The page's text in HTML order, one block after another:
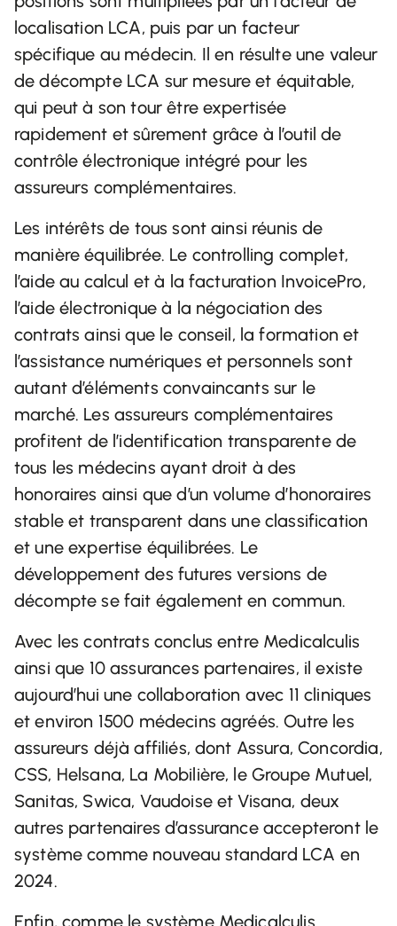
localisation LCA, puis par un facteur
spécifique au médecin. Il en résulte une valeur
de décompte LCA sur mesure et équitable,
qui peut à son tour être expertisée
rapidement et sûrement grâce à l’outil de
contrôle électronique intégré pour les
assureurs complémentaires.
Les intérêts de tous sont ainsi réunis de
manière équilibrée. Le controlling complet,
l’aide au calcul et à la facturation InvoicePro,
l’aide électronique à la négociation des
contrats ainsi que le conseil, la formation et
l’assistance numériques et personnels sont
autant d’éléments convaincants sur le
marché. Les assureurs complémentaires
profitent de l’identification transparente de
tous les médecins ayant droit à des
honoraires ainsi que d’un volume d’honoraires
stable et transparent dans une classification
et une expertise équilibrées. Le
développement des futures versions de
décompte se fait également en commun.
Avec les contrats conclus entre Medicalculis
ainsi que 10 assurances partenaires, il existe
aujourd’hui une collaboration avec 11 cliniques
et environ 1500 médecins agréés. Outre les
assureurs déjà affiliés, dont Assura, Concordia,
CSS, Helsana, La Mobilière, le Groupe Mutuel,
Sanitas, Swica, Vaudoise et Visana, deux
autres partenaires d’assurance accepteront le
système comme nouveau standard LCA en
2024.
Enfin, comme le système Medicalculis